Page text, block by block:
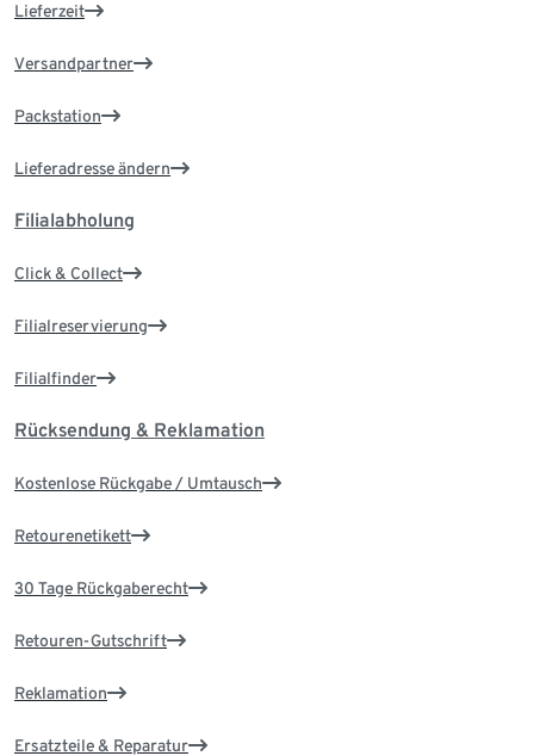
Lieferzeit
Versandpartner
Packstation
Lieferadresse ändern
Filialabholung
Click & Collect
Filialreservierung
Filialfinder
Rücksendung & Reklamation
Kostenlose Rückgabe / Umtausch
Retourenetikett
30 Tage Rückgaberecht
Retouren-Gutschrift
Reklamation
Ersatzteile & Reparatur